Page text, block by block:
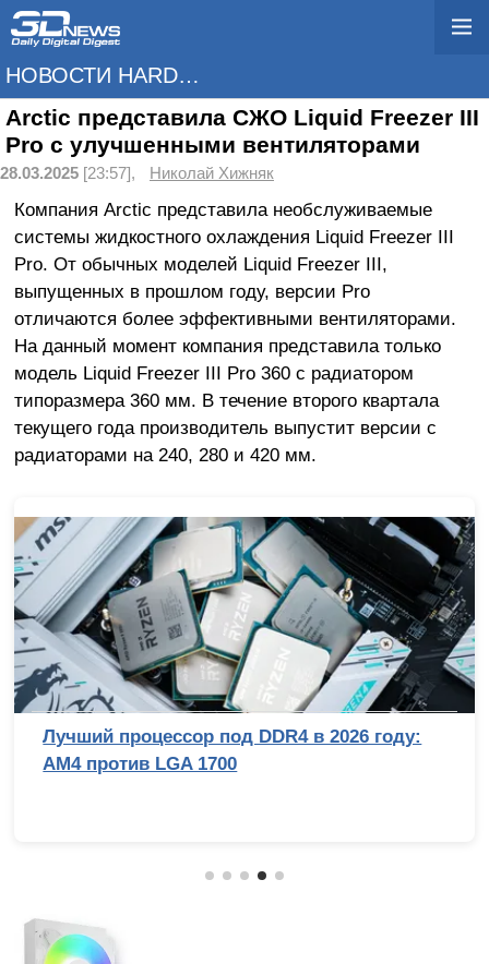
НОВОСТИ HARDWARE
Arctic представила СЖО Liquid Freezer III
Pro с улучшенными вентиляторами
28.03.2025 [23:57], Николай Хижняк
Компания Arctic представила необслуживаемые
системы жидкостного охлаждения Liquid Freezer III
Pro. От обычных моделей Liquid Freezer III,
выпущенных в прошлом году, версии Pro
отличаются более эффективными вентиляторами.
На данный момент компания представила только
модель Liquid Freezer III Pro 360 с радиатором
типоразмера 360 мм. В течение второго квартала
текущего года производитель выпустит версии с
радиаторами на 240, 280 и 420 мм.
Лучший процессор под DDR4 в 2026 году:
AM4 против LGA 1700